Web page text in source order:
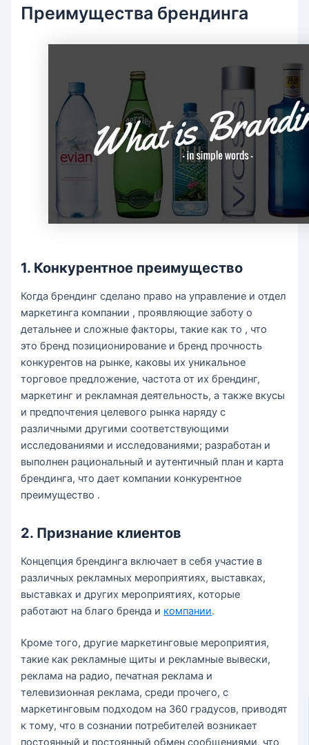
Преимущества брендинга
1. Конкурентное преимущество
Когда брендинг сделано право на управление и отдел
маркетинга компании , проявляющие заботу о
детальнее и сложные факторы, такие как то , что
это бренд позиционирование и бренд прочность
конкурентов на рынке, каковы их уникальное
торговое предложение, частота от их брендинг,
маркетинг и рекламная деятельность, а также вкусы
и предпочтения целевого рынка наряду с
различными другими соответствующими
исследованиями и исследованиями; разработан и
выполнен рациональный и аутентичный план и карта
брендинга, что дает компании конкурентное
преимущество .
2. Признание клиентов
Концепция брендинга включает в себя участие в
различных рекламных мероприятиях, выставках,
выставках и других мероприятиях, которые
работают на благо бренда и компании.
Кроме того, другие маркетинговые мероприятия,
такие как рекламные щиты и рекламные вывески,
реклама на радио, печатная реклама и
телевизионная реклама, среди прочего, с
маркетинговым подходом на 360 градусов, приводят
к тому, что в сознании потребителей возникает
постоянный и постоянный обмен сообщениями, что